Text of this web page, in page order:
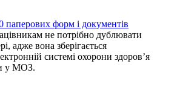
форм і документів
не потрібно дублювати
адже вона зберігається
системі охорони здоров’я
у МОЗ.